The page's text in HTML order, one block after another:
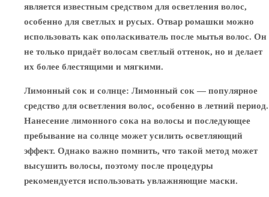
является известным средством для осветления волос,
особенно для светлых и русых. Отвар ромашки можно
использовать как ополаскиватель после мытья волос. Он
не только придаёт волосам светлый оттенок, но и делает
их более блестящими и мягкими.
Лимонный сок и солнце: Лимонный сок — популярное
средство для осветления волос, особенно в летний период.
Нанесение лимонного сока на волосы и последующее
пребывание на солнце может усилить осветляющий
эффект. Однако важно помнить, что такой метод может
высушить волосы, поэтому после процедуры
рекомендуется использовать увлажняющие маски.